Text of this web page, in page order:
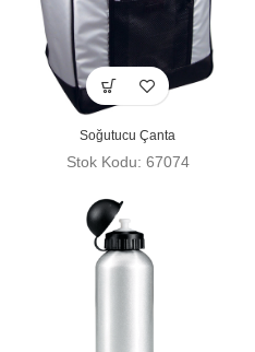
Soğutucu Çanta
Stok Kodu: 67074